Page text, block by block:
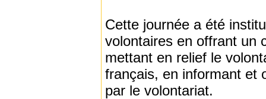
Cette journée a été
volontaires en offrant un
mettant en relief le
français, en informant et
par le volontariat.